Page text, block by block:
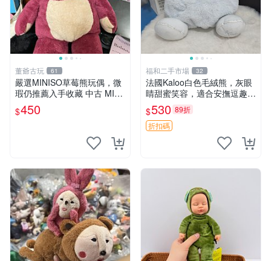
董爺古玩 61
嚴選MINISO草莓熊玩偶，微
瑕仍推薦入手收藏 中古 MINI
SO 草莓熊 玩具 收藏
$450
福和二手市場 32
法國Kaloo白色毛絨熊，灰眼
睛甜蜜笑容，適合安撫逗趣可
愛，柔軟面料手感佳。14 白
色安撫熊 毛絨玩具 寶寶逗樂
具
$530 89折
折扣碼